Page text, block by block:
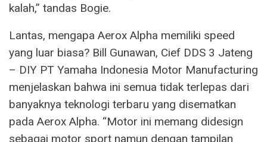
kalah,” tandas Bogie.
Lantas, mengapa Aerox Alpha memiliki speed
yang luar biasa? Bill Gunawan, Cief DDS 3 Jateng
– DIY PT Yamaha Indonesia Motor Manufacturing
menjelaskan bahwa ini semua tidak terlepas dari
banyaknya teknologi terbaru yang disematkan
pada Aerox Alpha. “Motor ini memang didesign
sebagai motor sport namun dengan tampilan